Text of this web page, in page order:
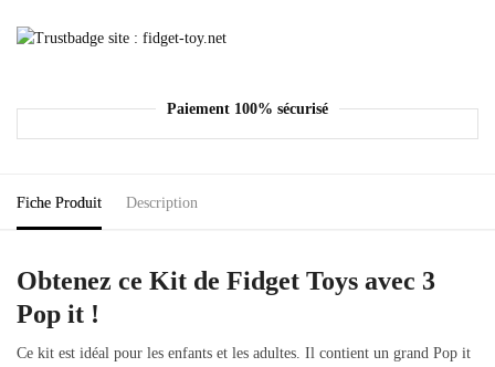
Paiement 100% sécurisé
Fiche Produit Description
Obtenez ce Kit de Fidget Toys avec 3
Pop it !
Ce kit est idéal pour les enfants et les adultes. Il contient un grand Pop it